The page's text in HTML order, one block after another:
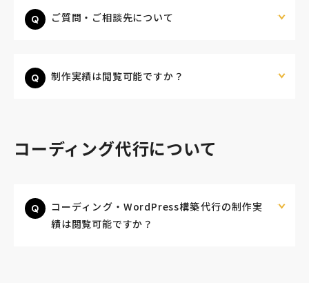
静岡県静岡市葵区伝馬町1-2 ホテルシティオ静岡3階
会社概要プライバシーポリシー
ご質問・ご相談先について
制作実績は閲覧可能ですか？
コーディング代行について
コーディング・WordPress構築代行の制作実
績は閲覧可能ですか？